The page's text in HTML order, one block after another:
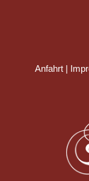
Anfahrt|